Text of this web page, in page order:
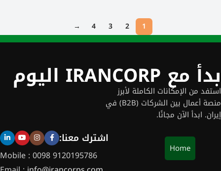
1
2
3
4
→
بدأ مع IRANCORP اليوم
استفد من الإمكانات الكاملة لأبرز
منصة أعمال بين الشركات (B2B) في
إيران. ابدأ الآن مجانًا.
اشترك معنا:
Mobile : 0098 9120195786
Home